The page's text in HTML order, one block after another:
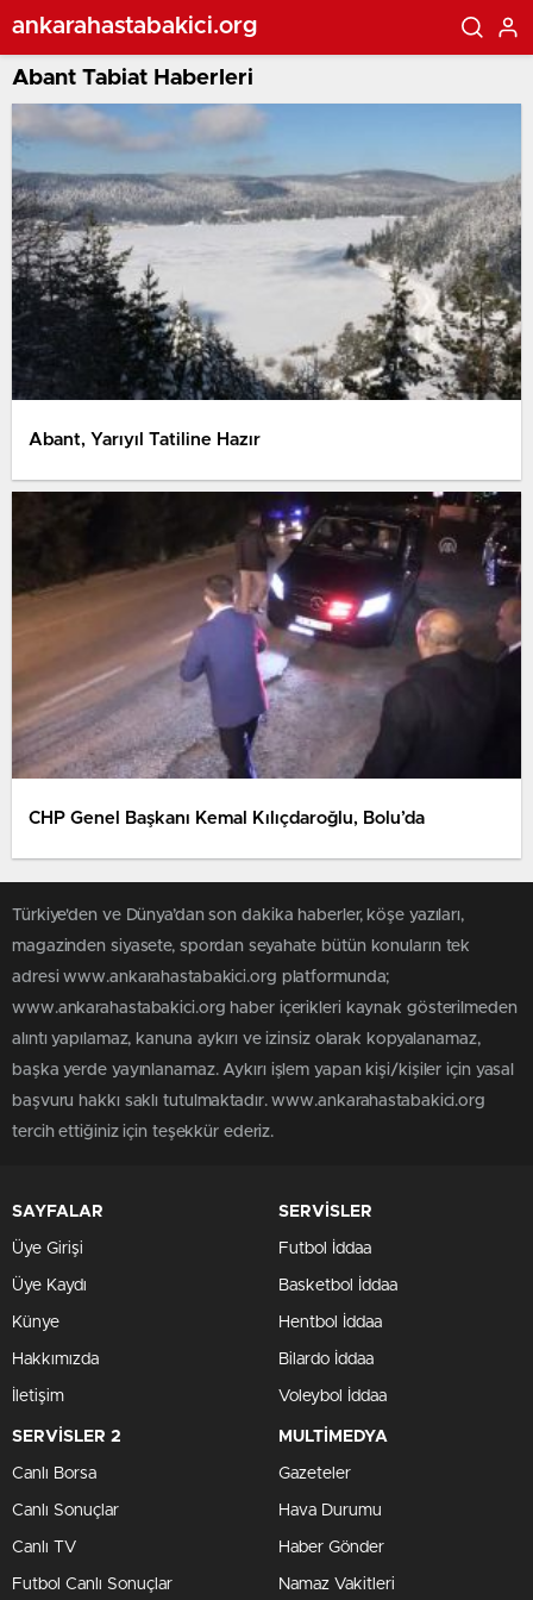
ankarahastabakici.org
Abant Tabiat Haberleri
Abant, Yarıyıl Tatiline Hazır
CHP Genel Başkanı Kemal Kılıçdaroğlu, Bolu’da
Türkiye'den ve Dünya’dan son dakika haberler, köşe yazıları,
magazinden siyasete, spordan seyahate bütün konuların tek
adresi www.ankarahastabakici.org platformunda;
www.ankarahastabakici.org haber içerikleri kaynak gösterilmeden
alıntı yapılamaz, kanuna aykırı ve izinsiz olarak kopyalanamaz,
başka yerde yayınlanamaz. Aykırı işlem yapan kişi/kişiler için yasal
başvuru hakkı saklı tutulmaktadır. www.ankarahastabakici.org
tercih ettiğiniz için teşekkür ederiz.
SAYFALAR
Üye Girişi
Üye Kaydı
Künye
Hakkımızda
İletişim
SERVİSLER
Futbol İddaa
Basketbol İddaa
Hentbol İddaa
Bilardo İddaa
Voleybol İddaa
SERVİSLER 2
Canlı Borsa
Canlı Sonuçlar
Canlı TV
Futbol Canlı Sonuçlar
MULTİMEDYA
Gazeteler
Hava Durumu
Haber Gönder
Namaz Vakitleri